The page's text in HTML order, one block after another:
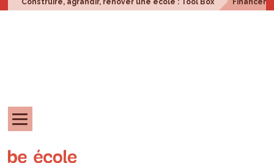
Construire, agrandir, rénover une école : Tool Box